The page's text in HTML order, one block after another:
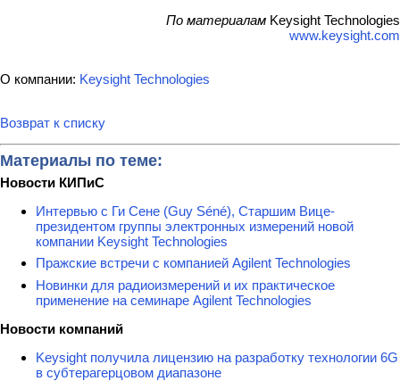
По материалам Keysight Technologies
www.keysight.com
О компании: Keysight Technologies
Возврат к списку
Материалы по теме:
Новости КИПиС
Интервью с Ги Сене (Guy Séné), Старшим Вице-
президентом группы электронных измерений новой
компании Keysight Technologies
Пражские встречи с компанией Agilent Technologies
Новинки для радиоизмерений и их практическое
применение на семинаре Agilent Technologies
Новости компаний
Keysight получила лицензию на разработку технологии 6G
в субтерагерцовом диапазоне